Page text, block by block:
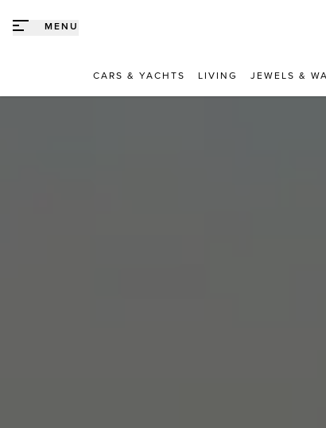
MENU
CARS & YACHTS LIVING JEWELS &